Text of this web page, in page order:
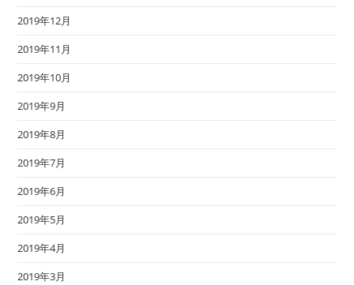
2019年12月
2019年11月
2019年10月
2019年9月
2019年8月
2019年7月
2019年6月
2019年5月
2019年4月
2019年3月